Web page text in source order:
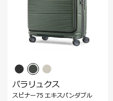
パラリュクス
スピナー75 エキスパンダブル